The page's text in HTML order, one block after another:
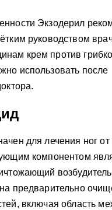
Экзодерил
руководством
крем против
использовать после
для лечения ног от
компонентом
возбудитель
предварительно
включая область